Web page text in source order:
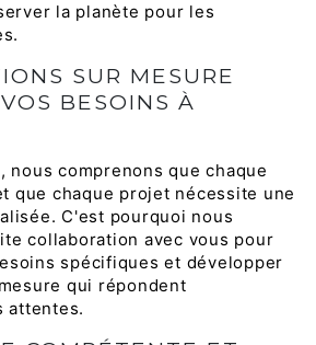
la planète pour les
SUR MESURE
BESOINS À
nous comprenons que chaque
que chaque projet nécessite une
C'est pourquoi nous
collaboration avec vous pour
spécifiques et développer
qui répondent
attentes.